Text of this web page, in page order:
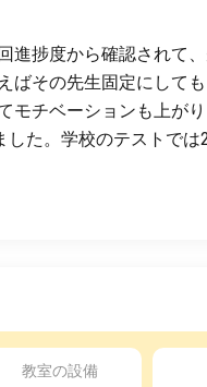
進捗度から確認されて、
ばその先生固定にして
モチベーションも上が
た。学校のテストでは
教室の設備